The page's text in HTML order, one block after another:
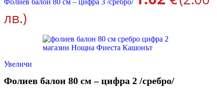
Фолиев балон 80 см – цифра 3 /сребро/
лв.)
Увеличи
Фолиев балон 80 см – цифра 2 /сребро/